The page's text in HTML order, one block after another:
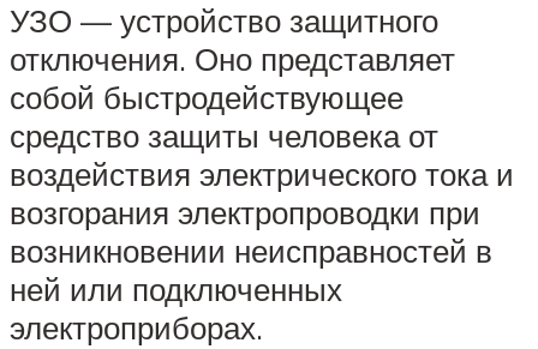
УЗО — устройство защитного
отключения. Оно представляет
собой быстродействующее
средство защиты человека от
воздействия электрического тока и
возгорания электропроводки при
возникновении неисправностей в
ней или подключенных
электроприборах.